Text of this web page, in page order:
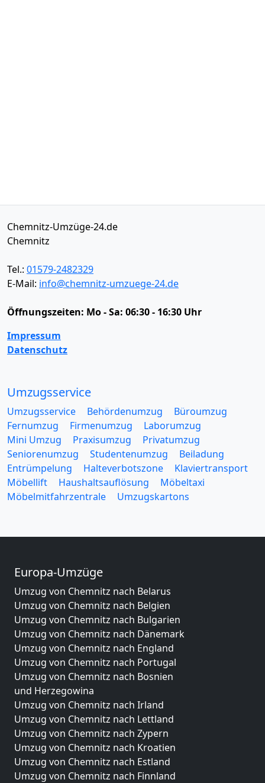
Chemnitz-Umzüge-24.de
Chemnitz
Tel.: 01579-2482329
E-Mail: info@chemnitz-umzuege-24.de
Öffnungszeiten: Mo - Sa: 06:30 - 16:30 Uhr
Impressum
Datenschutz
Umzugsservice
Umzugsservice Behördenumzug
Büroumzug
Fernumzug
Firmenumzug
Laborumzug
Mini Umzug
Praxisumzug
Privatumzug
Seniorenumzug
Studentenumzug
Beiladung
Entrümpelung
Halteverbotszone
Klaviertransport
Möbellift
Haushaltsauflösung
Möbeltaxi
Möbelmitfahrzentrale
Umzugskartons
Europa-Umzüge
Umzug von Chemnitz nach Belarus
Umzug von Chemnitz nach Belgien
Umzug von Chemnitz nach Bulgarien
Umzug von Chemnitz nach Dänemark
Umzug von Chemnitz nach England
Umzug von Chemnitz nach Portugal
Umzug von Chemnitz nach Bosnien
und Herzegowina
Umzug von Chemnitz nach Irland
Umzug von Chemnitz nach Lettland
Umzug von Chemnitz nach Zypern
Umzug von Chemnitz nach Kroatien
Umzug von Chemnitz nach Estland
Umzug von Chemnitz nach Finnland